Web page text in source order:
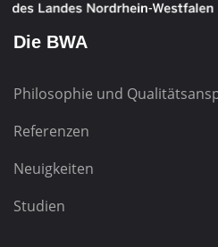
Die BWA
Philosophie und
Referenzen
Neuigkeiten
Studien